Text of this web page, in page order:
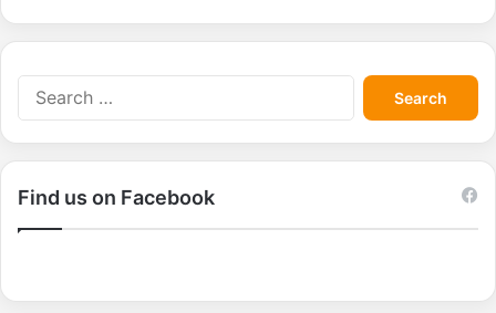
S
e
a
r
r
Find us on Facebook